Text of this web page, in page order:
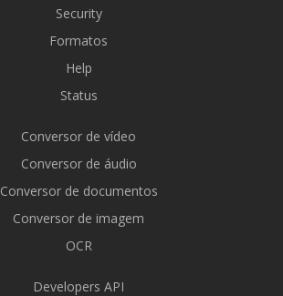
Security
Formatos
Help
Status
Conversor de vídeo
Conversor de áudio
Conversor de documentos
Conversor de imagem
OCR
Developers API